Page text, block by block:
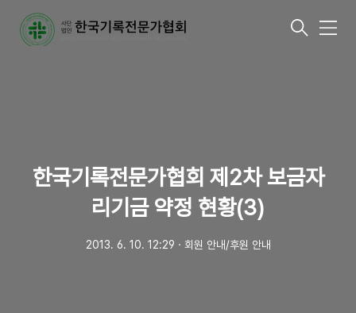
메
한국기록전문가협회 제2차 보금자
리기금 약정 현황(3)
2013. 6. 10. 12:29 ㆍ 회원 안내/후원 안내